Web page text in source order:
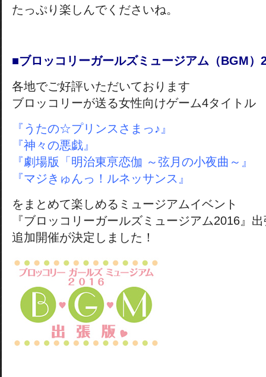
たっぷり楽しんでくださいね。
■ブロッコリーガールズミュージアム（BGM）
各地でご好評いただいております
ブロッコリーが送る女性向けゲーム4タイトル
『うたの☆プリンスさまっ♪』
『神々の悪戯』
『劇場版「明治東亰恋伽 ～弦月の小夜曲～』
『マジきゅんっ！ルネッサンス』
をまとめて楽しめるミュージアムイベント
『ブロッコリーガールズミュージアム2016』
追加開催が決定しました！